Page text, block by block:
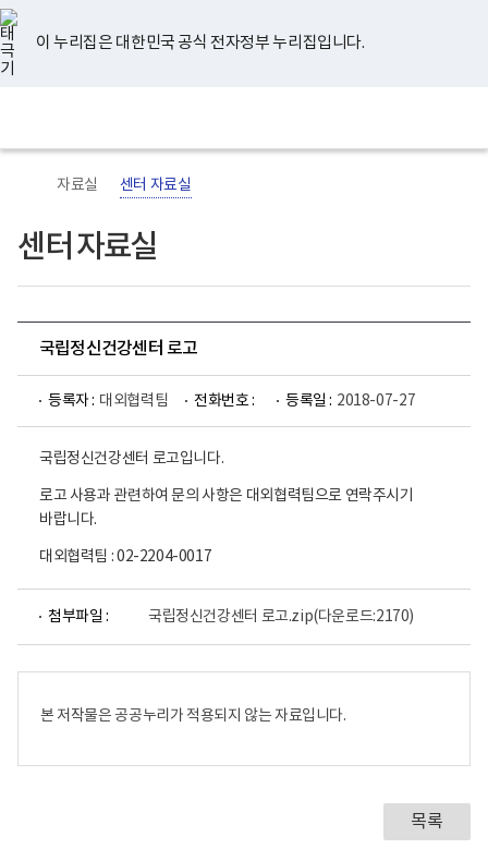
너
비
767px
이
하
이 누리집은 대한민국 공식 전자정부 누리집입니다.
지
검
메
홈
자료실 센터 자료실
센터 자료실
국립정신건강센터 로고
등록자 : 대외협력팀 전화번호 : 등록일 : 2018-07-27
국립정신건강센터 로고입니다.
로고 사용과 관련하여 문의 사항은 대외협력팀으로 연락주시기
바랍니다.
대외협력팀 : 02-2204-0017
첨부파일 : 국립정신건강센터 로고.zip(다운로드:2170)
본 저작물은 공공누리가 적용되지 않는 자료입니다.
목록
유
튜
브
페
이
스
북
인
스
타
그
램
블
로
그